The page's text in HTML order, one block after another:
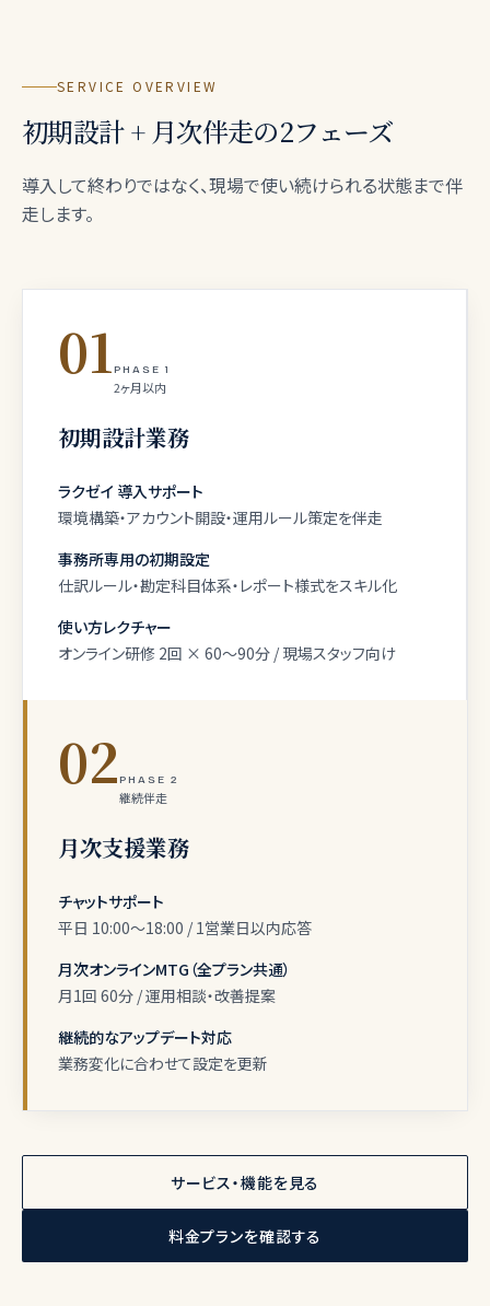
SERVICE OVERVIEW
初期設計 + 月次伴走の2フェーズ
導入して終わりではなく、現場で使い続けられる状態まで伴
走します。
01PHASE 1
2ヶ月以内
初期設計業務
ラクゼイ 導入サポート
環境構築・アカウント開設・運用ルール策定を伴走
事務所専用の初期設定
仕訳ルール・勘定科目体系・レポート様式をスキル化
使い方レクチャー
オンライン研修 2回 × 60〜90分 / 現場スタッフ向け
02PHASE 2
継続伴走
月次支援業務
チャットサポート
平日 10:00〜18:00 / 1営業日以内応答
月次オンラインMTG（全プラン共通）
月1回 60分 / 運用相談・改善提案
継続的なアップデート対応
業務変化に合わせて設定を更新
サービス・機能を見る
料金プランを確認する